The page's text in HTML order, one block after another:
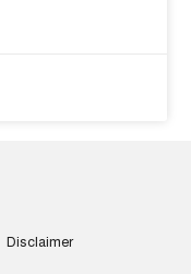
Disclaimer